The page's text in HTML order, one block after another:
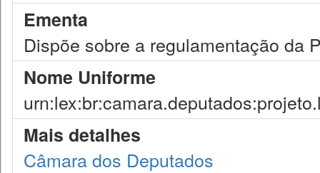
Ementa
Dispõe sobre a regulamentação da
Nome Uniforme
Mais detalhes
Câmara dos Deputados